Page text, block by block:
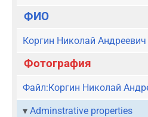
ФИО
Коргин Николай Андреевич
Фотография
Файл:Коргин Николай
Adminstrative properties